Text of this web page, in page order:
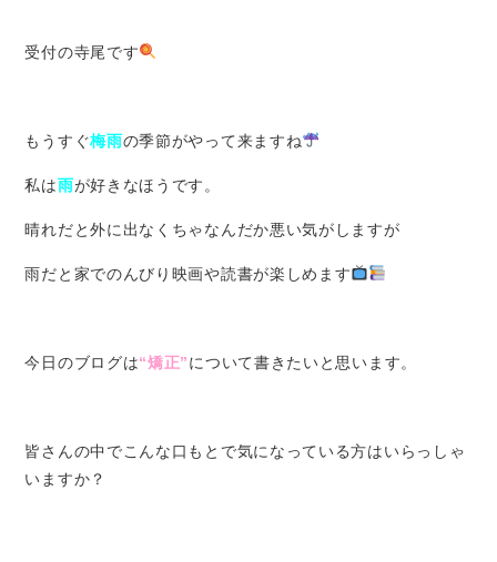
受付の寺尾です
もうすぐ梅雨の季節がやって来ますね
私は雨が好きなほうです。
晴れだと外に出なくちゃなんだか悪い気がしますが
雨だと家でのんびり映画や読書が楽しめます
今日のブログは“矯正”について書きたいと思います。
皆さんの中でこんな口もとで気になっている方はいらっしゃ
いますか？